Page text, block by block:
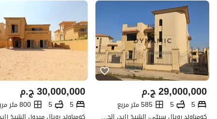
ج.م29,000,000
5
5
585 متر مربع
ج.م30,000,000
5
5 800 متر مربع